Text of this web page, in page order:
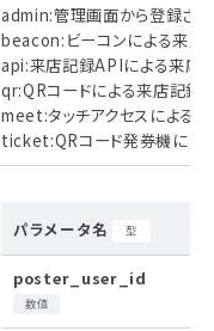
admin:管理画面から登録さ
beacon:ビーコンによる来店
api:来店記録APIによる来店
qr:QRコードによる来店記録
meet:タッチアクセスによる
ticket:QRコード発券機によ
パラメータ名 型
poster_user_id
数値